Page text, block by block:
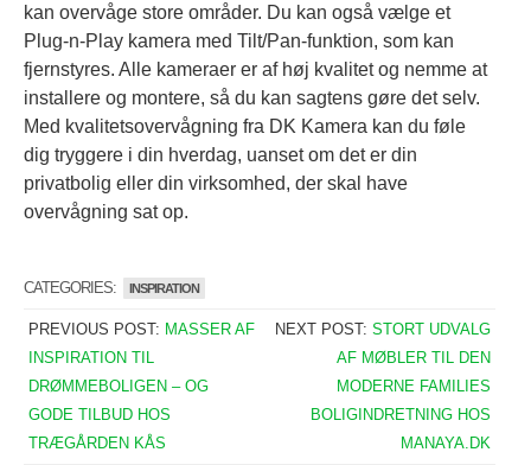
kan overvåge store områder. Du kan også vælge et
Plug-n-Play kamera med Tilt/Pan-funktion, som kan
fjernstyres. Alle kameraer er af høj kvalitet og nemme at
installere og montere, så du kan sagtens gøre det selv.
Med kvalitetsovervågning fra DK Kamera kan du føle
dig tryggere i din hverdag, uanset om det er din
privatbolig eller din virksomhed, der skal have
overvågning sat op.
CATEGORIES: INSPIRATION
PREVIOUS POST: MASSER AF
INSPIRATION TIL
DRØMMEBOLIGEN – OG
GODE TILBUD HOS
TRÆGÅRDEN KÅS
NEXT POST:STORT UDVALG
AF MØBLER TIL DEN
MODERNE FAMILIES
BOLIGINDRETNING HOS
MANAYA.DK